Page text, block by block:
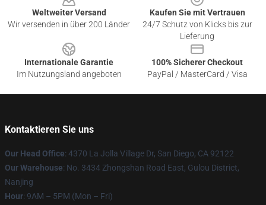
Weltweiter Versand
Wir versenden in über 200 Länder
Kaufen Sie mit Vertrauen
24/7 Schutz von Klicks bis zur
Lieferung
Internationale Garantie
Im Nutzungsland angeboten
100% Sicherer Checkout
PayPal / MasterCard / Visa
Kontaktieren Sie uns
Our Head Office: 4370 La Jolla Village Dr, San Diego, CA 92122
Our Warehouse: No. 3434 Zhongshan Road East, Gulou District,
Nanjing
Hour: 9AM – 5PM (Mon – Fri)